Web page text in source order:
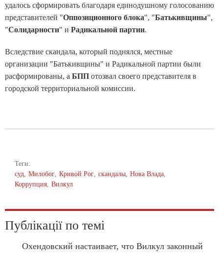
удалось сформировать благодаря единодушному голосованию
представителей "Оппозиционного блока", "Батькивщины",
"Солидарности" и Радикальной партии.
Вследствие скандала, который поднялся, местные
организации "Батькивщины" и Радикальной партии были
расформированы, а БПП отозвал своего представителя в
городской территориальной комиссии.
Теги:
суд Милобог Кривой Рог скандалы Нова Влада
Коррупция Вилкул
Публікації по темі
Охендовский настаивает, что Вилкул законный